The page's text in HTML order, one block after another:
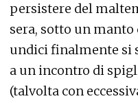
persistere del
sera, sotto un manto
undici finalmente si
a un incontro di
(talvolta con